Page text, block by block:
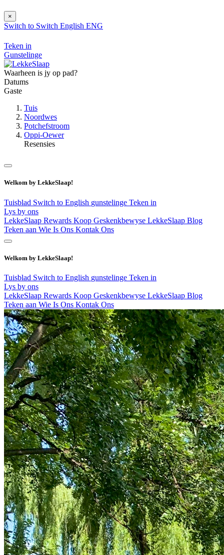
×
Switch to Switch English ENG
Teken in
Gunstelinge
Waarheen is jy op pad?
Datums
Gaste
Tuis
Noordwes
Potchefstroom
Oppi-Oewer
Resensies
Welkom by LekkeSlaap!
Tuisblad Switch to English gunstelinge Teken in
Lys by ons
LekkeSlaap Rewards Koop Geskenkbewyse LekkeSlaap Blog
Teken aan Wie Is Ons Kontak Ons
Welkom by LekkeSlaap!
Tuisblad Switch to English gunstelinge Teken in
Lys by ons
LekkeSlaap Rewards Koop Geskenkbewyse LekkeSlaap Blog
Teken aan Wie Is Ons Kontak Ons